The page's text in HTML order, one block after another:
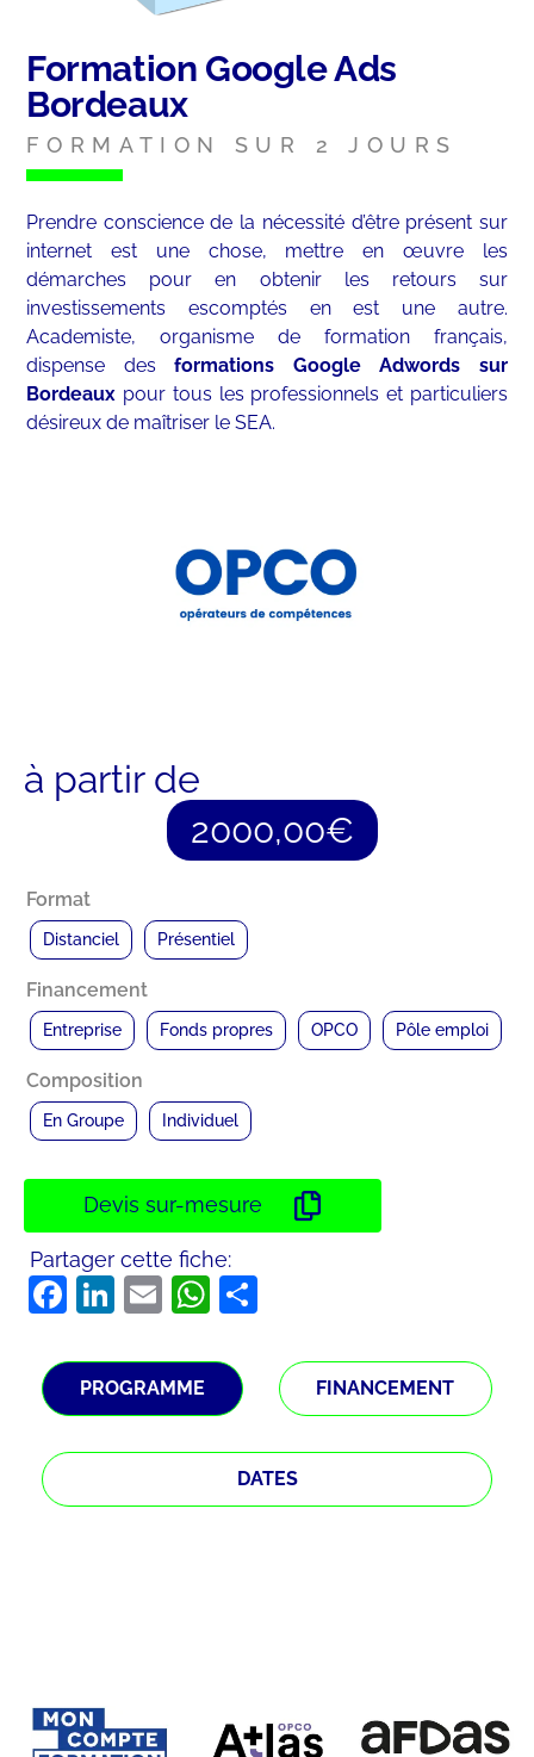
Formation Google Ads
Bordeaux
FORMATION SUR 2 JOURS
Prendre conscience de la nécessité d’être présent sur
internet est une chose, mettre en œuvre les
démarches pour en obtenir les retours sur
investissements escomptés en est une autre.
Academiste, organisme de formation français,
dispense desformations Google Adwords sur
Bordeaux pour tous les professionnels et particuliers
désireux de maîtriser le SEA.
à partir de
2000,00€
Format
Distanciel Présentiel
Financement
Entreprise Fonds propres OPCO Pôle emploi
Composition
En Groupe Individuel
Devis sur-mesure
Partager cette fiche:
Facebook
LinkedIn
EmailWhatsApp
PROGRAMME FINANCEMENT
DATES